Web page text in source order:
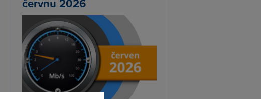
červnu 2026